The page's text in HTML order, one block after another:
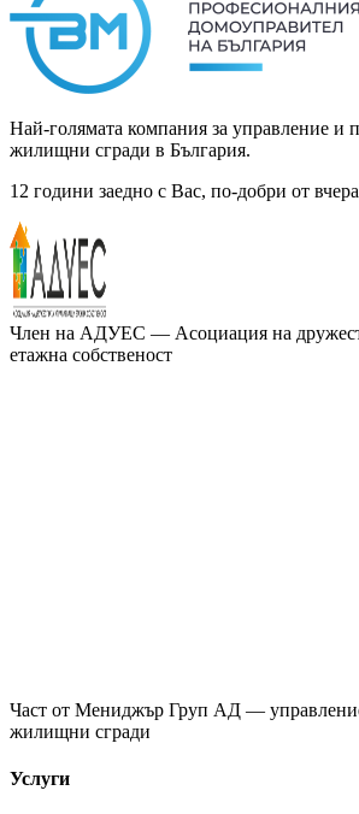
Най-голямата компания за управление и
жилищни сгради в България.
12 години заедно с Вас, по-добри от вчера
Член на АДУЕС — Асоциация на
етажна собственост
Част от Мениджър Груп АД —
жилищни сгради
Услуги